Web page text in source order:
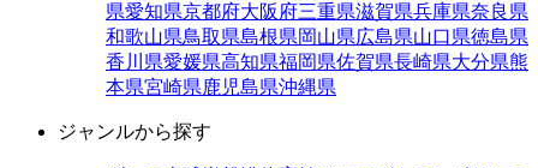
県愛知県京都府大阪府三重県滋賀県兵庫県奈良県
和歌山県鳥取県島根県岡山県広島県山口県徳島県
香川県愛媛県高知県福岡県佐賀県長崎県大分県熊
本県宮崎県鹿児島県沖縄県
ジャンルから探す